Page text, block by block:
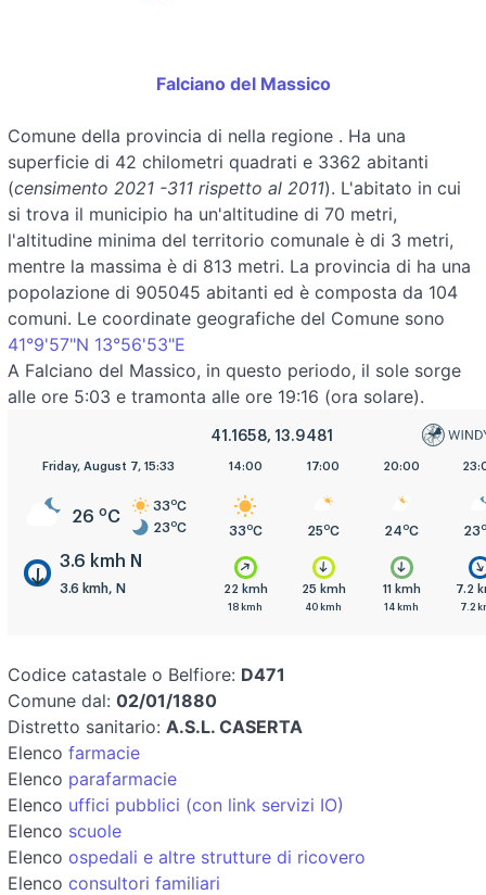
Falciano del Massico
Comune della provincia di nella regione . Ha una
superficie di 42 chilometri quadrati e 3362 abitanti
(censimento 2021 -311 rispetto al 2011). L'abitato in cui
si trova il municipio ha un'altitudine di 70 metri,
l'altitudine minima del territorio comunale è di 3 metri,
mentre la massima è di 813 metri. La provincia di ha una
popolazione di 905045 abitanti ed è composta da 104
comuni. Le coordinate geografiche del Comune sono
41°9'57"N 13°56'53"E
A Falciano del Massico, in questo periodo, il sole sorge
alle ore 5:03 e tramonta alle ore 19:16 (ora solare).
41.1658, 13.9481
Friday, August 7, 15:33
26 oC
33 oC
23 oC
3.6 kmh N
3.6 kmh, N
kmh
8:00
3.6 kmh
11:00
33oC
14:00
33 oC
22 kmh
18 kmh
17:00
25 oC
25 kmh
40 kmh
20:00
24 oC
11 kmh
14 kmh
23 o
7.2
7.2
Codice catastale o Belfiore: D471
Comune dal: 02/01/1880
Distretto sanitario: A.S.L. CASERTA
Elenco farmacie
Elenco parafarmacie
Elenco uffici pubblici (con link servizi IO)
Elenco scuole
Elenco ospedali e altre strutture di ricovero
Elenco consultori familiari